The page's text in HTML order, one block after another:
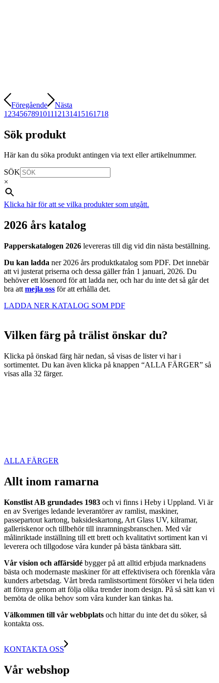
Föregående
Nästa
1 23456789101112131415161718
Sök produkt
Här kan du söka produkt antingen via text eller artikelnummer.
SÖK
×
Klicka här för att se vilka produkter som utgått.
2026 års katalog
Papperskatalogen 2026 levereras till dig vid din nästa beställning.
Du kan ladda ner 2026 års produktkatalog som PDF. Det innebär
att vi justerat priserna och dessa gäller från 1 januari, 2026. Du
behöver ett lösenord för att ladda ner, och har du inte det så går det
bra att mejla oss för att erhålla det.
LADDA NER KATALOG SOM PDF
Vilken färg på trälist önskar du?
Klicka på önskad färg här nedan, så visas de lister vi har i
sortimentet. Du kan även klicka på knappen “ALLA FÄRGER” så
visas alla 32 färger.
ALLA FÄRGER
Allt inom ramarna
Konstlist AB grundades 1983 och vi finns i Heby i Uppland. Vi är
en av Sveriges ledande leverantörer av ramlist, maskiner,
passepartout kartong, baksideskartong, Art Glass UV, kilramar,
galleriskenor och tillbehör till inramningsbranschen. Med vår
målinriktade inställning till ett brett och kvalitativt sortiment kan vi
leverera och tillgodose våra kunder på bästa tänkbara sätt.
Vår vision och affärsidé bygger på att alltid erbjuda marknadens
bästa och modernaste maskiner för att effektivisera och förenkla våra
kunders arbetsdag. Vårt breda ramlistsortiment försöker vi hela tiden
att förnya genom att följa olika trender inom design. På så sätt kan vi
bemöta de olika behov som våra kunder kan tänkas ha.
Välkommen till vår webbplats och hittar du inte det du söker, så
kontakta oss.
KONTAKTA OSS
Vår webshop